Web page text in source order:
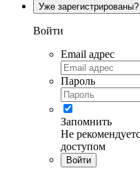
Уже
Войти
Email адрес
Пароль
Запомнить
Не
доступом
Войти